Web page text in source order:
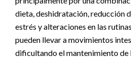
dieta, deshidratación, reducción
estrés y alteraciones en las
pueden llevar a movimientos
dificultando el mantenimiento de